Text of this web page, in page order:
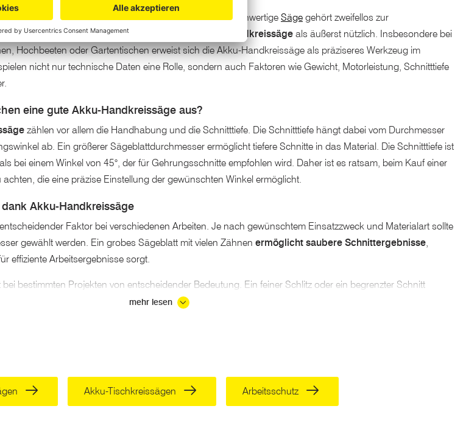
die Arbeit imGartendas richtige Werkzeug und eine hochwertige Säge gehört zweifellos zur
Kettensäge erweist sich auch die
Akku-Handkreissäge als äußerst nützlich. Insbesondere bei
Hochbeeten oder Gartentischen erweist sich die Akku-Handkreissäge als präziseres Werkzeug im
nicht nur technische Daten eine Rolle, sondern auch Faktoren wie Gewicht, Motorleistung, Schnitttiefe
eine gute Akku-Handkreissäge aus?
zählen vor allem die Handhabung und die Schnitttiefe. Die Schnitttiefe hängt dabei vom Durchmesser
ab. Ein größerer Sägeblattdurchmesser ermöglicht tiefere Schnitte in das Material. Die Schnitttiefe ist
bei einem Winkel von 45°, der für Gehrungsschnitte empfohlen wird. Daher ist es ratsam, beim Kauf einer
die eine präzise Einstellung der gewünschten Winkel ermöglicht.
Akku-Handkreissäge
Faktor bei verschiedenen Arbeiten. Je nach gewünschtem Einsatzzweck und Materialart sollte
gewählt werden. Ein grobes Sägeblatt mit vielen Zähnen ermöglicht saubere Schnittergebnisse,
effiziente Arbeitsergebnisse sorgt.
bestimmten Projekten von entscheidender Bedeutung. Ein feiner Schlitz oder ein begrenzter Schnitt
Viele Handkreissägen bieten die Möglichkeit, die Schnitttiefe anzupassen, um unterschiedliche
mit speziellen Sägeblättern zu berücksichtigen. Ein Innensechskantschlüssel erleichtert den
Kabel?
mehr lesen
Akku-Tischkreissägen Arbeitsschutz